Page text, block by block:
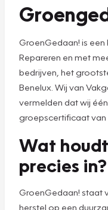
GroenGedaan! is een
Repareren en met
bedrijven, het
Benelux. Wij van
vermelden dat wij
groepscertificaat van
Wat
precies in?
GroenGedaan! staat
herstel op een